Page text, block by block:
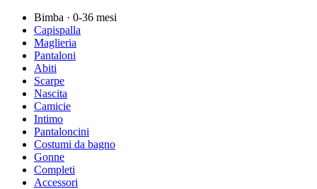
Bimba · 0-36 mesi
Capispalla
Maglieria
Pantaloni
Abiti
Scarpe
Nascita
Camicie
Intimo
Pantaloncini
Costumi da bagno
Gonne
Completi
Accessori